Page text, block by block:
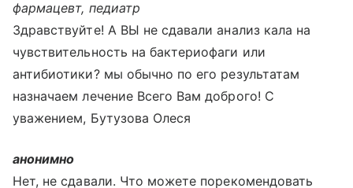
фармацевт, педиатр
Здравствуйте! А ВЫ не сдавали анализ кала на
чувствительность на бактериофаги или
антибиотики? мы обычно по его результатам
назначаем лечение Всего Вам доброго! С
уважением, Бутузова Олеся
анонимно
Нет, не сдавали. Что можете порекомендовать